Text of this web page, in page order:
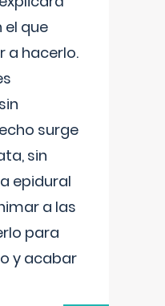
que
a hacerlo.
surge
sin
epidural
a las
para
y acabar